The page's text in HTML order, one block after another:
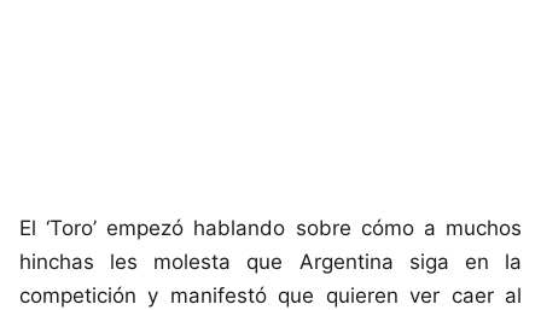
El ‘Toro’ empezó hablando sobre cómo a muchos
hinchas les molesta que Argentina siga en la
competición y manifestó que quieren ver caer al